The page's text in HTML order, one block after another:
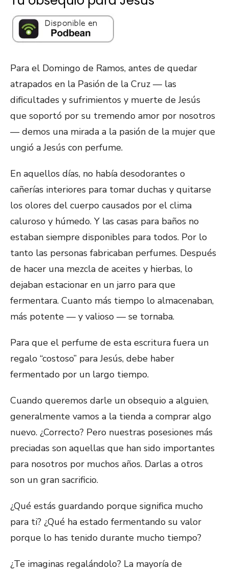
Para el Domingo de Ramos, antes de quedar
atrapados en la Pasión de la Cruz — las
dificultades y sufrimientos y muerte de Jesús
que soportó por su tremendo amor por nosotros
— demos una mirada a la pasión de la mujer que
ungió a Jesús con perfume.
En aquellos días, no había desodorantes o
cañerías interiores para tomar duchas y quitarse
los olores del cuerpo causados por el clima
caluroso y húmedo. Y las casas para baños no
estaban siempre disponibles para todos. Por lo
tanto las personas fabricaban perfumes. Después
de hacer una mezcla de aceites y hierbas, lo
dejaban estacionar en un jarro para que
fermentara. Cuanto más tiempo lo almacenaban,
más potente — y valioso — se tornaba.
Para que el perfume de esta escritura fuera un
regalo “costoso” para Jesús, debe haber
fermentado por un largo tiempo.
Cuando queremos darle un obsequio a alguien,
generalmente vamos a la tienda a comprar algo
nuevo. ¿Correcto? Pero nuestras posesiones más
preciadas son aquellas que han sido importantes
para nosotros por muchos años. Darlas a otros
son un gran sacrificio.
¿Qué estás guardando porque significa mucho
para ti? ¿Qué ha estado fermentando su valor
porque lo has tenido durante mucho tiempo?
¿Te imaginas regalándolo? La mayoría de